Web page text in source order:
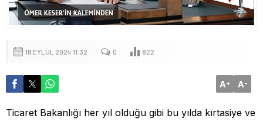
18 EYLÜL 2024 11:32 0 822
A+ A-
Ticaret Bakanlığı her yıl olduğu gibi bu yılda kırtasiye ve